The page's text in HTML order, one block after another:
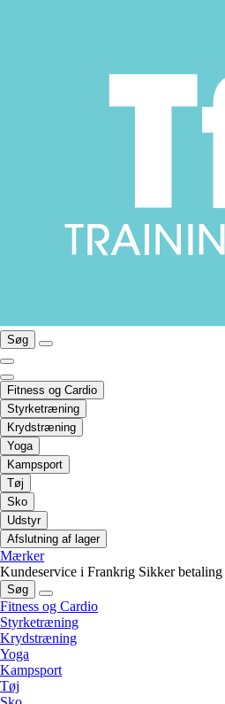
Søg
Fitness og Cardio
Styrketræning
Krydstræning
Yoga
Kampsport
Tøj
Sko
Udstyr
Afslutning af lager
Mærker
Kundeservice i Frankrig Sikker betaling
Søg
Fitness og Cardio
Styrketræning
Krydstræning
Yoga
Kampsport
Tøj